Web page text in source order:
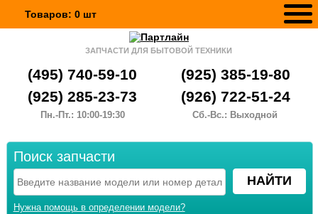
Товаров: 0 шт
ЗАПЧАСТИ ДЛЯ БЫТОВОЙ ТЕХНИКИ
(495) 740-59-10
(925) 385-19-80
(925) 285-23-73
(926) 722-51-24
Пн.-Пт.: 10:00-19:30 Сб.-Вс.: Выходной
Поиск запчасти
Нужна помощь в определении модели?